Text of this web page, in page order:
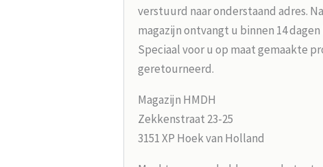
verstuurd naar onderstaand adres.
magazijn ontvangt u binnen 14
Speciaal voor u op maat gemaakte
geretourneerd.
Magazijn HMDH
Zekkenstraat 23-25
3151 XP Hoek van Holland